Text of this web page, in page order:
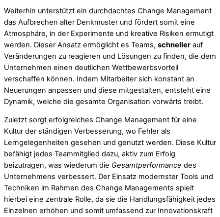
Weiterhin unterstützt ein durchdachtes Change Management
das Aufbrechen alter Denkmuster und fördert somit eine
Atmosphäre, in der Experimente und kreative Risiken ermutigt
werden. Dieser Ansatz ermöglicht es Teams, schneller auf
Veränderungen zu reagieren und Lösungen zu finden, die dem
Unternehmen einen deutlichen Wettbewerbsvorteil
verschaffen können. Indem Mitarbeiter sich konstant an
Neuerungen anpassen und diese mitgestalten, entsteht eine
Dynamik, welche die gesamte Organisation vorwärts treibt.
Zuletzt sorgt erfolgreiches Change Management für eine
Kultur der ständigen Verbesserung, wo Fehler als
Lerngelegenheiten gesehen und genutzt werden. Diese Kultur
befähigt jedes Teammitglied dazu, aktiv zum Erfolg
beizutragen, was wiederum die Gesamtperformance des
Unternehmens verbessert. Der Einsatz modernster Tools und
Techniken im Rahmen des Change Managements spielt
hierbei eine zentrale Rolle, da sie die Handlungsfähigkeit jedes
Einzelnen erhöhen und somit umfassend zur Innovationskraft